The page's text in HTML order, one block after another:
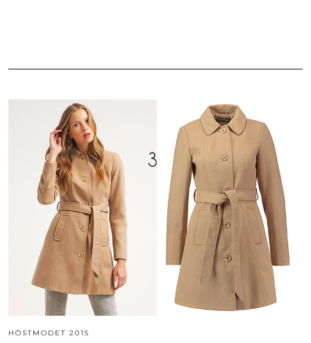
HÖSTMODET 2015